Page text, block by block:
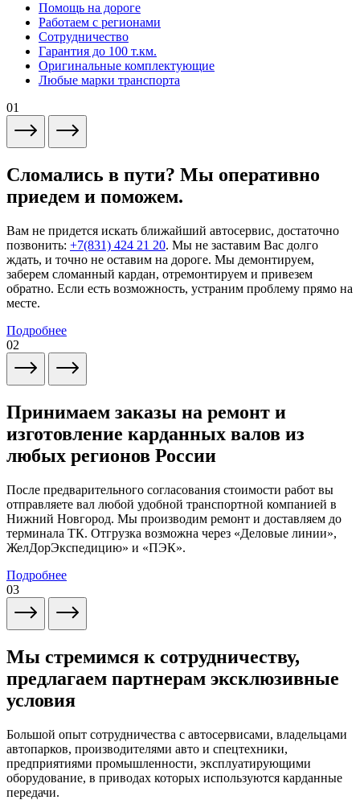
Помощь на дороге
Работаем с регионами
Сотрудничество
Гарантия до 100 т.км.
Оригинальные комплектующие
Любые марки транспорта
01
Сломались в пути? Мы оперативно
приедем и поможем.
Вам не придется искать ближайший автосервис, достаточно
позвонить: +7(831) 424 21 20. Мы не заставим Вас долго
ждать, и точно не оставим на дороге. Мы демонтируем,
заберем сломанный кардан, отремонтируем и привезем
обратно. Если есть возможность, устраним проблему прямо на
месте.
Подробнее
02
Принимаем заказы на ремонт и
изготовление карданных валов из
любых регионов России
После предварительного согласования стоимости работ вы
отправляете вал любой удобной транспортной компанией в
Нижний Новгород. Мы производим ремонт и доставляем до
терминала ТК. Отгрузка возможна через «Деловые линии»,
ЖелДорЭкспедицию» и «ПЭК».
Подробнее
03
Мы стремимся к сотрудничеству,
предлагаем партнерам эксклюзивные
условия
Большой опыт сотрудничества с автосервисами, владельцами
автопарков, производителями авто и спецтехники,
предприятиями промышленности, эксплуатирующими
оборудование, в приводах которых используются карданные
передачи.